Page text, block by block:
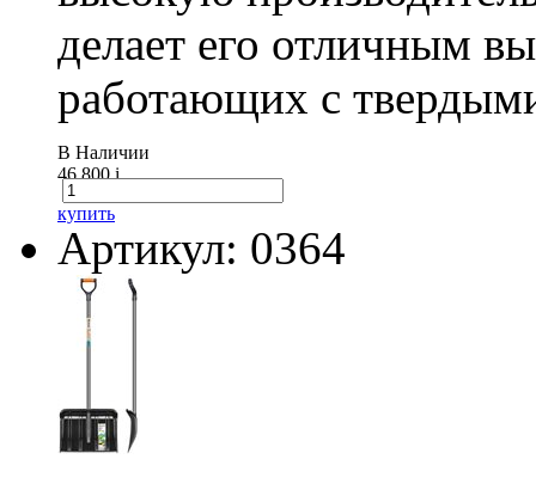
делает его отличным
работающих с
В Наличии
46 800i
купить
Артикул: 0364